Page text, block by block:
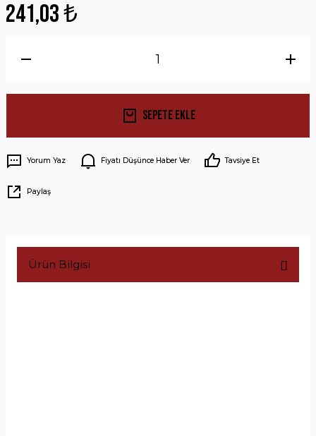
241,03 ₺
Sepete Ekle
Yorum Yaz Fiyatı Düşünce Haber Ver Tavsiye Et
Paylaş
Ürün Bilgisi